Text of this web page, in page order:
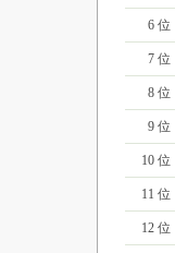
6 位
7 位
8 位
9 位
10 位
11 位
12 位